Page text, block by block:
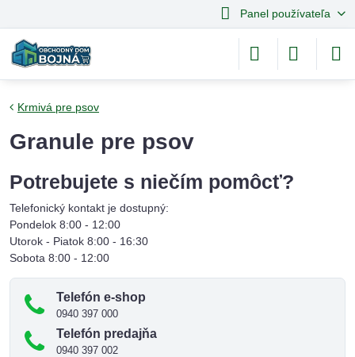
Panel používateľa
Krmivá pre psov
Granule pre psov
Potrebujete s niečím pomôcť?
Telefonický kontakt je dostupný:
Pondelok 8:00 - 12:00
Utorok - Piatok 8:00 - 16:30
Sobota 8:00 - 12:00
Telefón e-shop
0940 397 000
Telefón predajňa
0940 397 002